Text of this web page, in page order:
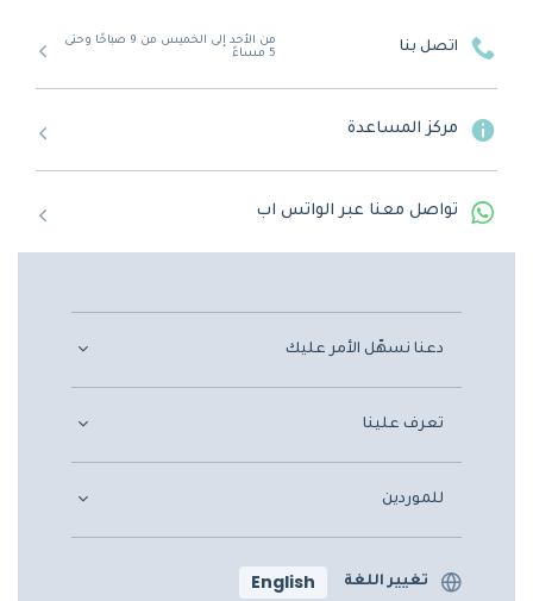
اتصل بنا
من الأحد إلى الخميس من 9 صباحًا وحتى
5 مساءً
مركز المساعدة
تواصل معنا عبر الواتس اب
دعنا نسهّل الأمر عليك
تعرف علينا
للموردين
تغيير اللغة English